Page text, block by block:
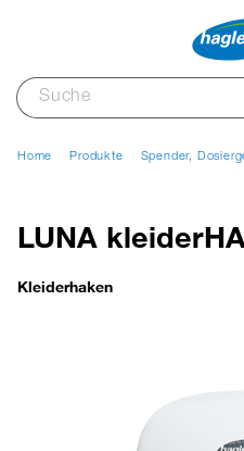
Home Produkte Spender,
LUNA
Kleiderhaken